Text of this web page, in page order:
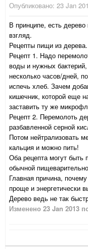
Опубликовано: 23 Jan
В принципе, есть
взгляд.
Рецепты пищи из дерева.
Рецепт 1. Надо
воды и нужных
несколько часов/дней,
испечь хлеб. Зачем
кишечник, которой еще
заставить ту же
Рецепт 2. Перемолоть
разбавленной серной
Потом нейтрализовать
кальция и можно пить!
Оба рецепта могут
обычной
Главная причина,
проще и энергетически
Дерево ведь не так
Изменено 23 Jan 2013